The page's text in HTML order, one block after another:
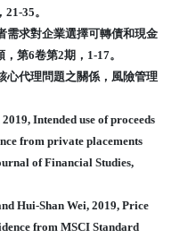
35。
需求對企業選擇可轉債和現金
第6卷第2期，1-17。
心代理問題之關係，風險管理
Intended use of proceeds
from private placements
of Financial Studies,
Hui-Shan Wei, 2019, Price
from MSCI Standard